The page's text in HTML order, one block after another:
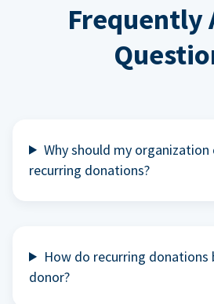
Frequently
Why should my
recurring donations?
How do recurring
donor?